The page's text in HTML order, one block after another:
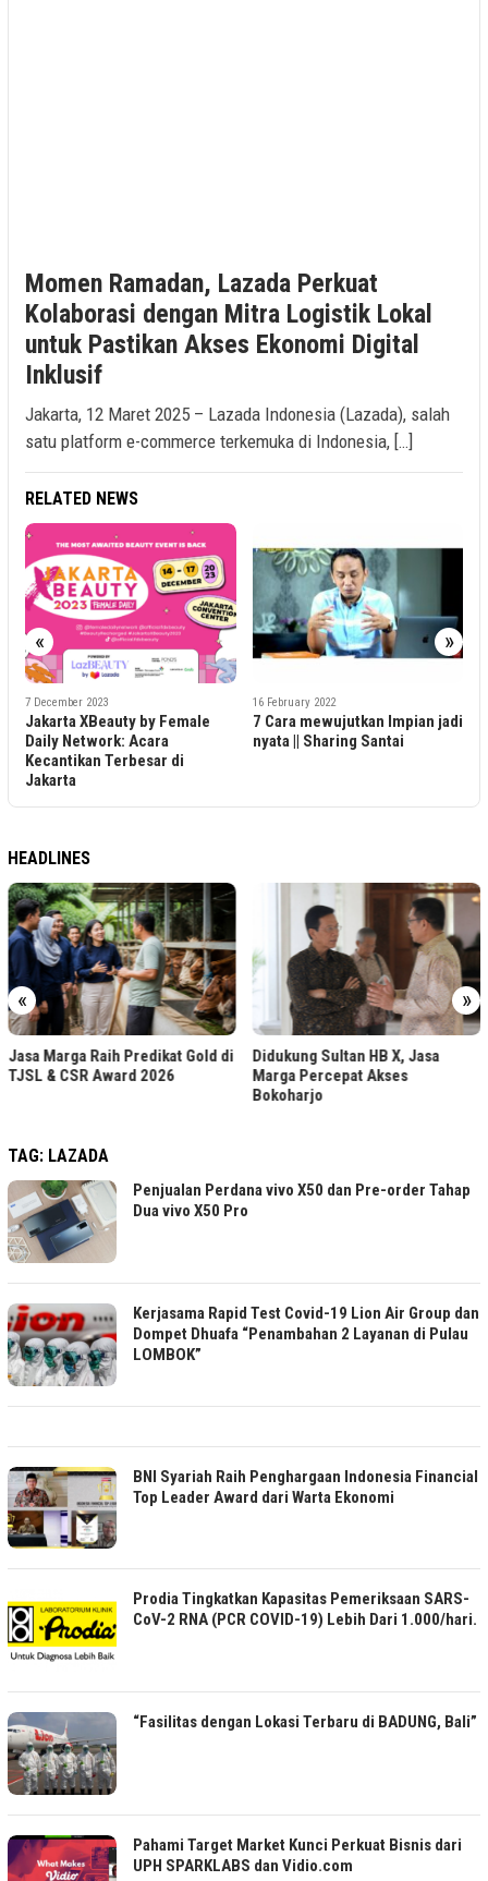
Momen Ramadan, Lazada Perkuat
Kolaborasi dengan Mitra Logistik Lokal
untuk Pastikan Akses Ekonomi Digital
Inklusif
Jakarta, 12 Maret 2025 – Lazada Indonesia (Lazada), salah
satu platform e-commerce terkemuka di Indonesia, […]
RELATED NEWS
« »
7 December 2023
Jakarta XBeauty by Female
Daily Network: Acara
Kecantikan Terbesar di
Jakarta
16 February 2022
7 Cara mewujutkan Impian jadi
nyata || Sharing Santai
HEADLINES
« »
Jasa Marga Raih Predikat Gold di
TJSL & CSR Award 2026
Didukung Sultan HB X, Jasa
Marga Percepat Akses
Bokoharjo
TAG: LAZADA
Penjualan Perdana vivo X50 dan Pre-order Tahap
Dua vivo X50 Pro
Kerjasama Rapid Test Covid-19 Lion Air Group dan
Dompet Dhuafa “Penambahan 2 Layanan di Pulau
LOMBOK”
BNI Syariah Raih Penghargaan Indonesia Financial
Top Leader Award dari Warta Ekonomi
Prodia Tingkatkan Kapasitas Pemeriksaan SARS-
CoV-2 RNA (PCR COVID-19) Lebih Dari 1.000/hari.
“Fasilitas dengan Lokasi Terbaru di BADUNG, Bali”
Pahami Target Market Kunci Perkuat Bisnis dari
UPH SPARKLABS dan Vidio.com